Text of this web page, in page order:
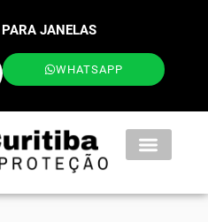
PARA JANELAS
WHATSAPP